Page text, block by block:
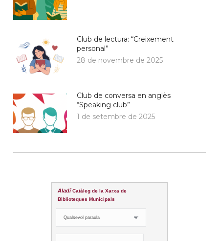
Club de lectura: “Creixement
personal”
28 de novembre de 2025
Club de conversa en anglès
“Speaking club”
1 de setembre de 2025
Aladí Catàleg de la Xarxa de
Biblioteques Municipals